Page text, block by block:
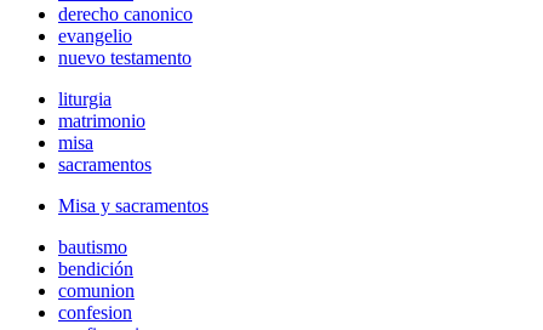
derecho canonico
evangelio
nuevo testamento
liturgia
matrimonio
misa
sacramentos
Misa y sacramentos
bautismo
bendición
comunion
confesion